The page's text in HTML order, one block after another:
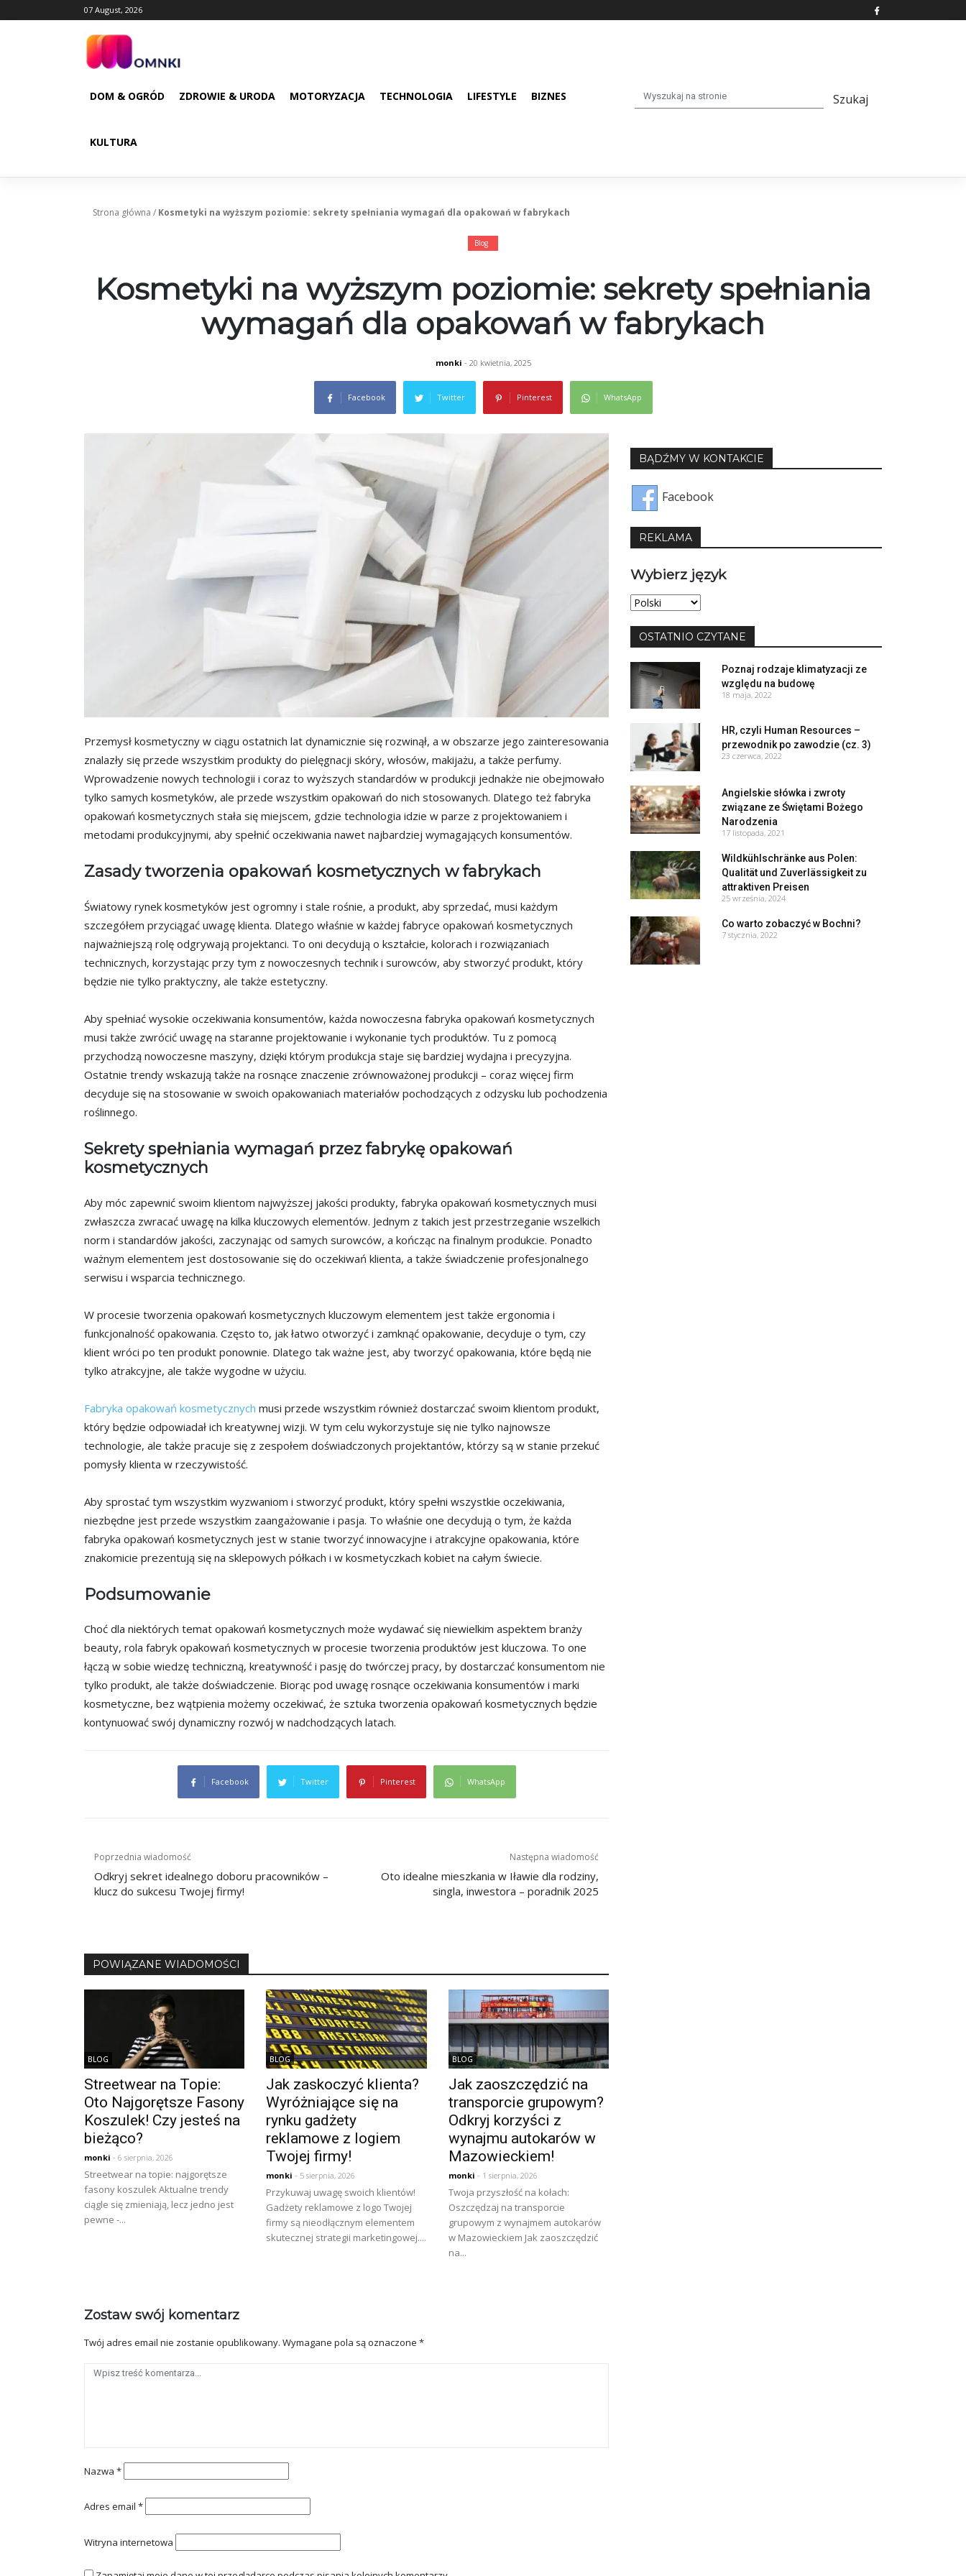
to
07 August, 2026
DOM & OGRÓD ZDROWIE & URODA MOTORYZACJA TECHNOLOGIA LIFESTYLE BIZNES
KULTURA
Strona główna / Kosmetyki na wyższym poziomie: sekrety spełniania wymagań dla opakowań w fabrykach
Blog
Kosmetyki na wyższym poziomie: sekrety spełniania
wymagań dla opakowań w fabrykach
monki - 20 kwietnia, 2025
Facebook Twitter Pinterest WhatsApp
Przemysł kosmetyczny w ciągu ostatnich lat dynamicznie się rozwinął, a w obszarze jego zainteresowania
znalazły się przede wszystkim produkty do pielęgnacji skóry, włosów, makijażu, a także perfumy.
Wprowadzenie nowych technologii i coraz to wyższych standardów w produkcji jednakże nie obejmowało
tylko samych kosmetyków, ale przede wszystkim opakowań do nich stosowanych. Dlatego też fabryka
opakowań kosmetycznych stała się miejscem, gdzie technologia idzie w parze z projektowaniem i
metodami produkcyjnymi, aby spełnić oczekiwania nawet najbardziej wymagających konsumentów.
Zasady tworzenia opakowań kosmetycznych w fabrykach
Światowy rynek kosmetyków jest ogromny i stale rośnie, a produkt, aby sprzedać, musi każdym
szczegółem przyciągać uwagę klienta. Dlatego właśnie w każdej fabryce opakowań kosmetycznych
najważniejszą rolę odgrywają projektanci. To oni decydują o kształcie, kolorach i rozwiązaniach
technicznych, korzystając przy tym z nowoczesnych technik i surowców, aby stworzyć produkt, który
będzie nie tylko praktyczny, ale także estetyczny.
Aby spełniać wysokie oczekiwania konsumentów, każda nowoczesna fabryka opakowań kosmetycznych
musi także zwrócić uwagę na staranne projektowanie i wykonanie tych produktów. Tu z pomocą
przychodzą nowoczesne maszyny, dzięki którym produkcja staje się bardziej wydajna i precyzyjna.
Ostatnie trendy wskazują także na rosnące znaczenie zrównoważonej produkcji – coraz więcej firm
decyduje się na stosowanie w swoich opakowaniach materiałów pochodzących z odzysku lub pochodzenia
roślinnego.
Sekrety spełniania wymagań przez fabrykę opakowań
kosmetycznych
Aby móc zapewnić swoim klientom najwyższej jakości produkty, fabryka opakowań kosmetycznych musi
zwłaszcza zwracać uwagę na kilka kluczowych elementów. Jednym z takich jest przestrzeganie wszelkich
norm i standardów jakości, zaczynając od samych surowców, a kończąc na finalnym produkcie. Ponadto
ważnym elementem jest dostosowanie się do oczekiwań klienta, a także świadczenie profesjonalnego
serwisu i wsparcia technicznego.
W procesie tworzenia opakowań kosmetycznych kluczowym elementem jest także ergonomia i
funkcjonalność opakowania. Często to, jak łatwo otworzyć i zamknąć opakowanie, decyduje o tym, czy
klient wróci po ten produkt ponownie. Dlatego tak ważne jest, aby tworzyć opakowania, które będą nie
tylko atrakcyjne, ale także wygodne w użyciu.
Fabryka opakowań kosmetycznych musi przede wszystkim również dostarczać swoim klientom produkt,
który będzie odpowiadał ich kreatywnej wizji. W tym celu wykorzystuje się nie tylko najnowsze
technologie, ale także pracuje się z zespołem doświadczonych projektantów, którzy są w stanie przekuć
pomysły klienta w rzeczywistość.
Aby sprostać tym wszystkim wyzwaniom i stworzyć produkt, który spełni wszystkie oczekiwania,
niezbędne jest przede wszystkim zaangażowanie i pasja. To właśnie one decydują o tym, że każda
fabryka opakowań kosmetycznych jest w stanie tworzyć innowacyjne i atrakcyjne opakowania, które
znakomicie prezentują się na sklepowych półkach i w kosmetyczkach kobiet na całym świecie.
Podsumowanie
Choć dla niektórych temat opakowań kosmetycznych może wydawać się niewielkim aspektem branży
beauty, rola fabryk opakowań kosmetycznych w procesie tworzenia produktów jest kluczowa. To one
łączą w sobie wiedzę techniczną, kreatywność i pasję do twórczej pracy, by dostarczać konsumentom nie
tylko produkt, ale także doświadczenie. Biorąc pod uwagę rosnące oczekiwania konsumentów i marki
kosmetyczne, bez wątpienia możemy oczekiwać, że sztuka tworzenia opakowań kosmetycznych będzie
kontynuować swój dynamiczny rozwój w nadchodzących latach.
Facebook Twitter Pinterest WhatsApp
Nawigacja
wpisu
Poprzednia wiadomość
Odkryj sekret idealnego doboru pracowników –
klucz do sukcesu Twojej firmy!
Następna wiadomość
Oto idealne mieszkania w Iławie dla rodziny,
singla, inwestora – poradnik 2025
POWIĄZANE WIADOMOŚCI
BLOG
Streetwear na Topie:
Oto Najgorętsze Fasony
Koszulek! Czy jesteś na
bieżąco?
monki - 6 sierpnia, 2026
Streetwear na topie: najgorętsze
fasony koszulek Aktualne trendy
ciągle się zmieniają, lecz jedno jest
pewne -...
BLOG
Jak zaskoczyć klienta?
Wyróżniające się na
rynku gadżety
reklamowe z logiem
Twojej firmy!
monki - 5 sierpnia, 2026
Przykuwaj uwagę swoich klientów!
Gadżety reklamowe z logo Twojej
firmy są nieodłącznym elementem
skutecznej strategii marketingowej....
BLOG
Jak zaoszczędzić na
transporcie grupowym?
Odkryj korzyści z
wynajmu autokarów w
Mazowieckiem!
monki - 1 sierpnia, 2026
Twoja przyszłość na kołach:
Oszczędzaj na transporcie
grupowym z wynajmem autokarów
w Mazowieckiem Jak zaoszczędzić
na...
Zostaw swój komentarz
Twój adres email nie zostanie opublikowany. Wymagane pola są oznaczone *
Nazwa *
Adres email *
Witryna internetowa
BĄDŹMY W KONTAKCIE
Facebook
REKLAMA
Wybierz język
Wybierz
OSTATNIO CZYTANE
Poznaj rodzaje klimatyzacji ze
względu na budowę
18 maja, 2022
HR, czyli Human Resources –
przewodnik po zawodzie (cz. 3)
23 czerwca, 2022
Angielskie słówka i zwroty
związane ze Świętami Bożego
Narodzenia
17 listopada, 2021
Wildkühlschränke aus Polen:
Qualität und Zuverlässigkeit zu
attraktiven Preisen
25 września, 2024
Co warto zobaczyć w Bochni?
7 stycznia, 2022